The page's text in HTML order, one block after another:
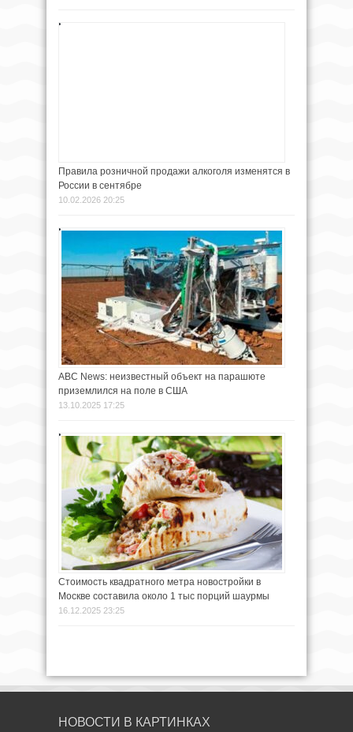
Правила розничной продажи алкоголя изменятся в
России в сентябре
10.02.2026 20:25
ABC News: неизвестный объект на парашюте
приземлился на поле в США
13.10.2025 17:25
Стоимость квадратного метра новостройки в
Москве составила около 1 тыс порций шаурмы
16.12.2025 23:25
НОВОСТИ В КАРТИНКАХ